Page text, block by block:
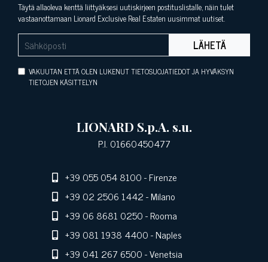
Täytä allaoleva kenttä liittyäksesi uutiskirjeen postituslistalle, näin tulet
vastaanottamaan Lionard Exclusive Real Estaten uusimmat uutiset.
LÄHETÄ
VAKUUTAN ETTÄ OLEN LUKENUT TIETOSUOJATIEDOT JA HYVÄKSYN
TIETOJEN KÄSITTELYN
LIONARD S.p.A. s.u.
P.I. 01660450477
+39 055 054 8100- Firenze
+39 02 2506 1442- Milano
+39 06 8681 0250- Rooma
+39 081 1938 4400- Naples
+39 041 267 6500- Venetsia